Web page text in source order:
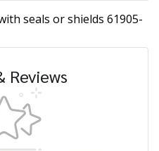
seals or shields 61905-
Reviews